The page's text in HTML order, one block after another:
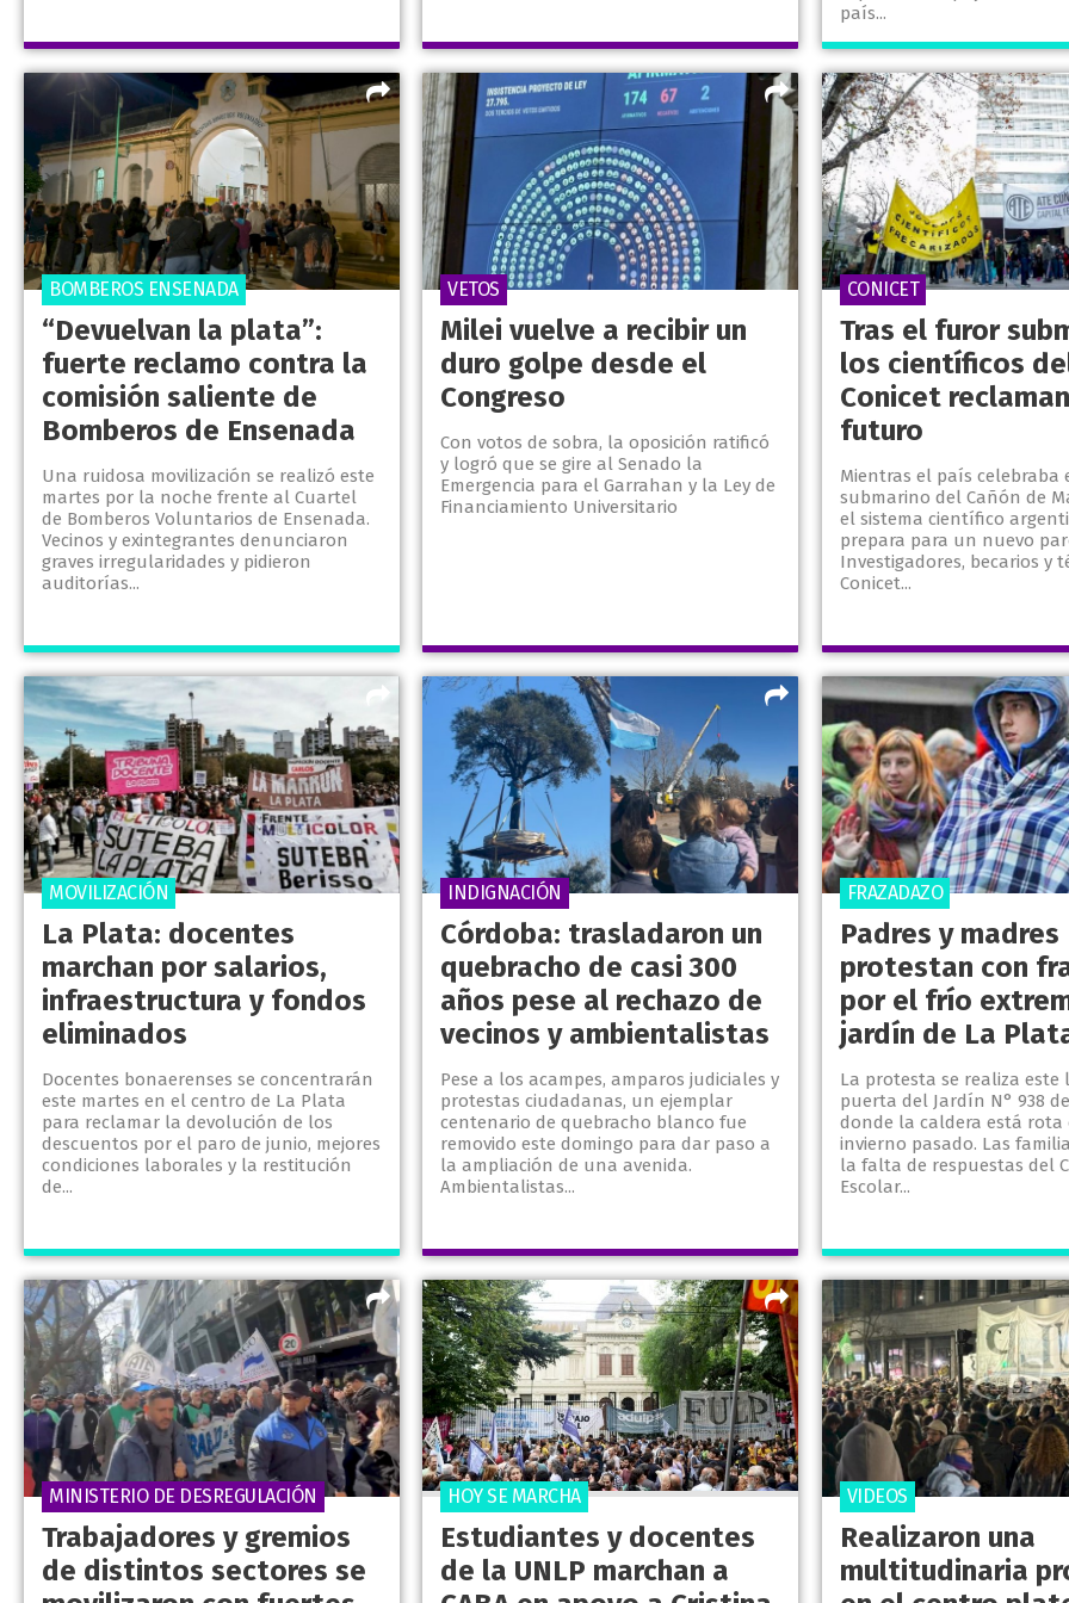
país...
“Devuelvan la plata”:
fuerte reclamo contra la
comisión saliente de
Bomberos de Ensenada
Una ruidosa movilización se realizó este
martes por la noche frente al Cuartel
de Bomberos Voluntarios de Ensenada.
Vecinos y exintegrantes denunciaron
graves irregularidades y pidieron
auditorías...
BOMBEROS ENSENADA
Milei vuelve a recibir un
duro golpe desde el
Congreso
Con votos de sobra, la oposición ratificó
y logró que se gire al Senado la
Emergencia para el Garrahan y la Ley de
Financiamiento Universitario
VETOS
Tras el furor
los científicos
Conicet
futuro
Mientras el país celebraba
submarino del Cañón de
el sistema científico
prepara para un nuevo
Investigadores, becarios y
Conicet...
CONICET
La Plata: docentes
marchan por salarios,
infraestructura y fondos
eliminados
Docentes bonaerenses se concentrarán
este martes en el centro de La Plata
para reclamar la devolución de los
descuentos por el paro de junio, mejores
condiciones laborales y la restitución
de...
MOVILIZACIÓN
Córdoba: trasladaron un
quebracho de casi 300
años pese al rechazo de
vecinos y ambientalistas
Pese a los acampes, amparos judiciales y
protestas ciudadanas, un ejemplar
centenario de quebracho blanco fue
removido este domingo para dar paso a
la ampliación de una avenida.
Ambientalistas...
INDIGNACIÓN
Padres y madres
protestan con
por el frío
jardín de La
La protesta se realiza este
puerta del Jardín N° 938
donde la caldera está rota
invierno pasado. Las
la falta de respuestas del
Escolar...
FRAZADAZO
Trabajadores y gremios
de distintos sectores se
MINISTERIO DE DESREGULACIÓN
Estudiantes y docentes
de la UNLP marchan a
HOY SE MARCHA
Realizaron una
multitudinaria
VIDEOS